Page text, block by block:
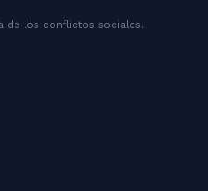
de los conflictos sociales.